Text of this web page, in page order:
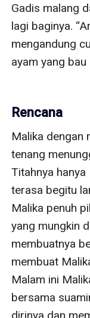
Gadis malang
lagi baginya.
mengandung
ayam yang
Rencana
Malika dengan
tenang
Titahnya
terasa begitu
Malika penuh
yang mungkin
membuatnya
membuat
Malam ini
bersama
dirinya dan